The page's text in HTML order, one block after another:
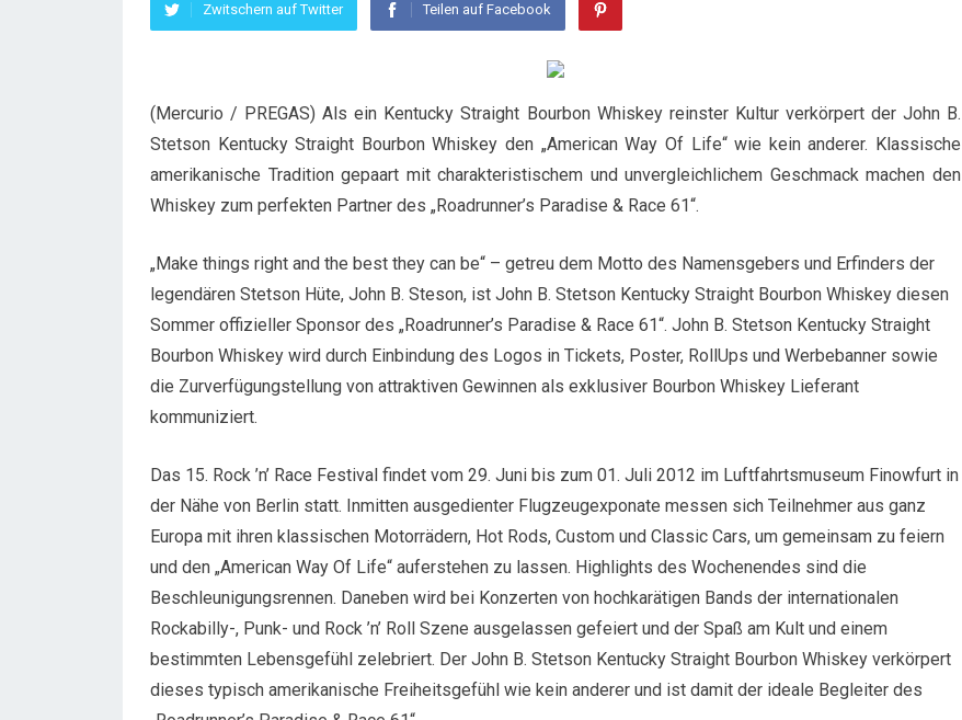
Zwitschern auf Twitter Teilen auf Facebook
(Mercurio / PREGAS) Als ein Kentucky Straight Bourbon Whiskey reinster Kultur verkörpert der John B.
Stetson Kentucky Straight Bourbon Whiskey den „American Way Of Life“ wie kein anderer. Klassische
amerikanische Tradition gepaart mit charakteristischem und unvergleichlichem Geschmack machen den
Whiskey zum perfekten Partner des „Roadrunner’s Paradise & Race 61“.
„Make things right and the best they can be“ – getreu dem Motto des Namensgebers und Erfinders der
legendären Stetson Hüte, John B. Steson, ist John B. Stetson Kentucky Straight Bourbon Whiskey diesen
Sommer offizieller Sponsor des „Roadrunner’s Paradise & Race 61“. John B. Stetson Kentucky Straight
Bourbon Whiskey wird durch Einbindung des Logos in Tickets, Poster, RollUps und Werbebanner sowie
die Zurverfügungstellung von attraktiven Gewinnen als exklusiver Bourbon Whiskey Lieferant
kommuniziert.
Das 15. Rock ’n’ Race Festival findet vom 29. Juni bis zum 01. Juli 2012 im Luftfahrtsmuseum Finowfurt in
der Nähe von Berlin statt. Inmitten ausgedienter Flugzeugexponate messen sich Teilnehmer aus ganz
Europa mit ihren klassischen Motorrädern, Hot Rods, Custom und Classic Cars, um gemeinsam zu feiern
und den „American Way Of Life“ auferstehen zu lassen. Highlights des Wochenendes sind die
Beschleunigungsrennen. Daneben wird bei Konzerten von hochkarätigen Bands der internationalen
Rockabilly-, Punk- und Rock ’n’ Roll Szene ausgelassen gefeiert und der Spaß am Kult und einem
bestimmten Lebensgefühl zelebriert. Der John B. Stetson Kentucky Straight Bourbon Whiskey verkörpert
dieses typisch amerikanische Freiheitsgefühl wie kein anderer und ist damit der ideale Begleiter des